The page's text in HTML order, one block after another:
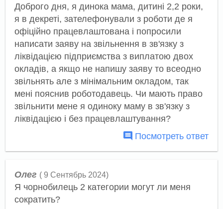
Доброго дня, я динока мама, дитині 2,2 роки,
я в декреті, зателефонували з роботи де я
офіційно працевлаштована і попросили
написати заяву на звільнення в зв'язку з
ліквідацією підприємства з виплатою двох
окладів, а якщо не напишу заяву то всеодно
звільнять але з мінімальним окладом, так
мені пояснив роботодавець. Чи мають право
звільнити мене я одиноку маму в зв'язку з
ліквідацією і без працевлаштування?
Посмотреть ответ
Олег ( 9 Сентябрь 2024)
Я чорнобилець 2 категории могут ли меня
сократить?